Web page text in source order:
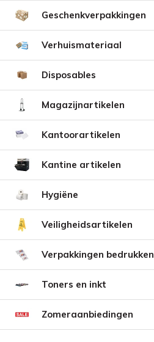
Geschenkverpakkingen
Verhuismateriaal
Disposables
Magazijnartikelen
Kantoorartikelen
Kantine artikelen
Hygiëne
Veiligheidsartikelen
Verpakkingen bedrukken
Toners en inkt
Zomeraanbiedingen